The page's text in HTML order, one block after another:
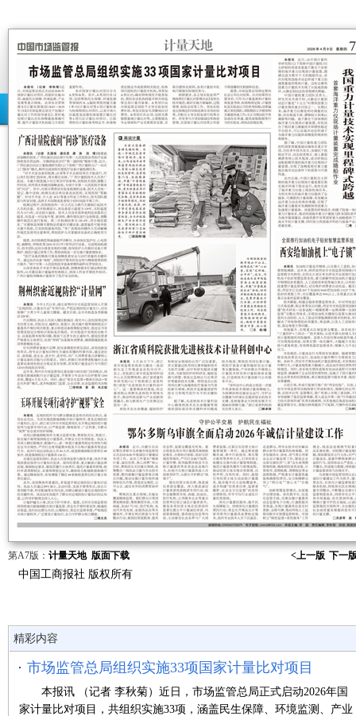
第A7版： 计量天地 版面下载 下一
<上一版
中国工商报社 版权所有
精彩内容
市场监管总局组织实施33项国家计量比对项目
本报讯 （记者 李秋菊）近日，市场监管总局正式启动2026年国
家计量比对项目，共组织实施33项，涵盖民生保障、环境监测、产业